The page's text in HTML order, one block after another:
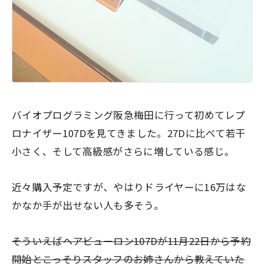
バイオプログラミング阪急梅田に行って初めてレプ
ロナイザー107Dを見てきました。27Dに比べて若干
小さく、そして高級感がさらに増している感じ。
近々購入予定ですが、やはりドライヤーに16万はな
かなか手が出せない人も多そう。
そういえばヘアビューロン107Dが11月22日から予約
開始とこっそりスタッフのお姉さんから教えていた